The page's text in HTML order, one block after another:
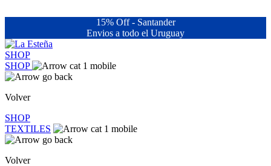
15% Off - Santander
Envios a todo el Uruguay
SHOP
SHOP
Volver
SHOP
TEXTILES
Volver